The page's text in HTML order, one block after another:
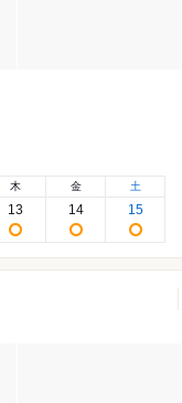
木
13
金
14
土
15